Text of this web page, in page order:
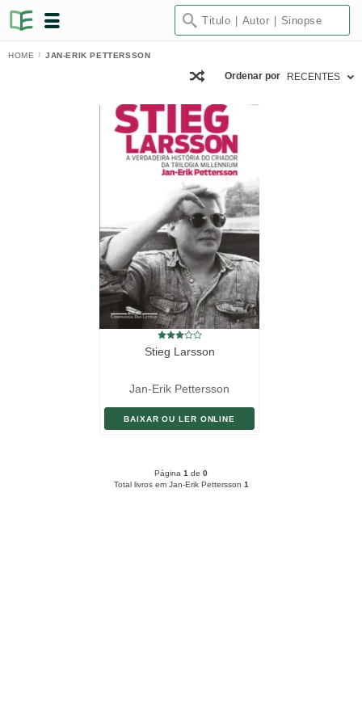
HOME JAN-ERIK PETTERSSON
Ordenar por RECENTES
Stieg Larsson
Jan-Erik Pettersson
BAIXAR OU LER ONLINE
Página 1 de 0
Total livros em Jan-Erik Pettersson 1